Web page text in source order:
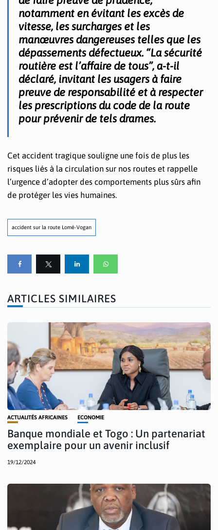
notamment en évitant les excès de
vitesse, les surcharges et les
manœuvres dangereuses telles que les
dépassements défectueux. “La sécurité
routière est l’affaire de tous”, a-t-il
déclaré, invitant les usagers à faire
preuve de responsabilité et à respecter
les prescriptions du code de la route
pour prévenir de tels drames.
Cet accident tragique souligne une fois de plus les
risques liés à la circulation sur nos routes et rappelle
l’urgence d’adopter des comportements plus sûrs afin
de protéger les vies humaines.
accident sur la route Lomé-Vogan
ARTICLES SIMILAIRES
ACTUALITÉS AFRICAINES ECONOMIE
Banque mondiale et Togo : Un partenariat
exemplaire pour un avenir inclusif
19/12/2024